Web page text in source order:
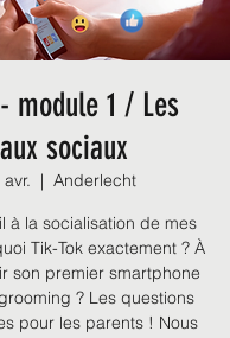
module 1 / Les
sociaux
  |
Anderlecht
à la socialisation de mes
Tik-Tok exactement ? À
son premier smartphone
? Les questions
pour les parents ! Nous